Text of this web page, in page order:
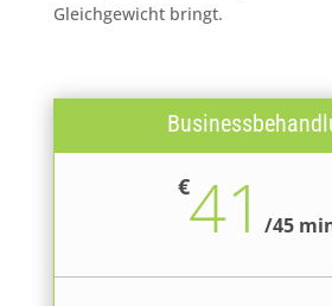
Gleichgewicht bringt.
€41 /45